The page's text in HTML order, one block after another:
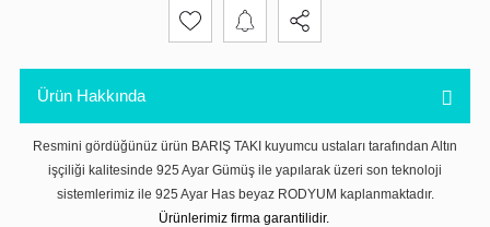
Ürün Hakkında
Resmini gördüğünüz ürün BARIŞ TAKI kuyumcu ustaları tarafından Altın
işçiliği kalitesinde 925 Ayar Gümüş ile yapılarak üzeri son teknoloji
sistemlerimiz ile 925 Ayar Has beyaz RODYUM kaplanmaktadır.
Ürünlerimiz firma garantilidir.